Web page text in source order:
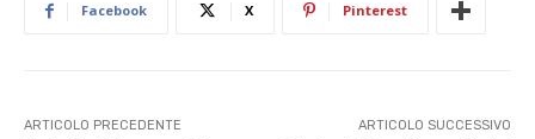
Facebook X Pinterest
ARTICOLO PRECEDENTE ARTICOLO SUCCESSIVO